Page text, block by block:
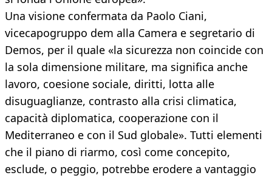
Una visione confermata da Paolo Ciani,
vicecapogruppo dem alla Camera e segretario di
Demos, per il quale «la sicurezza non coincide con
la sola dimensione militare, ma significa anche
lavoro, coesione sociale, diritti, lotta alle
disuguaglianze, contrasto alla crisi climatica,
capacità diplomatica, cooperazione con il
Mediterraneo e con il Sud globale». Tutti elementi
che il piano di riarmo, così come concepito,
esclude, o peggio, potrebbe erodere a vantaggio